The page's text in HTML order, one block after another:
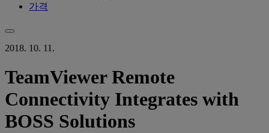
가격
2018. 10. 11.
TeamViewer Remote
Connectivity Integrates with
BOSS Solutions